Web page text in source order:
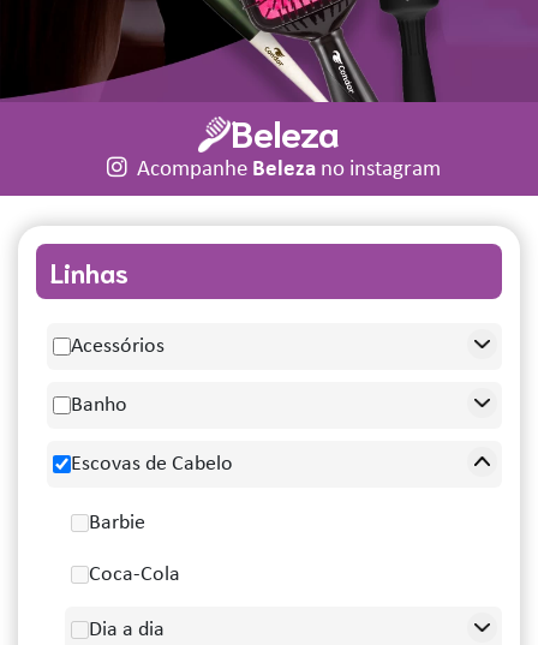
Beleza
Acompanhe Beleza no instagram
Linhas
Acessórios
Banho
Escovas de Cabelo
Barbie
Coca-Cola
Dia a dia